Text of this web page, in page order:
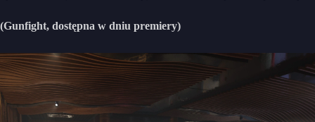
dostępna w dniu premiery)